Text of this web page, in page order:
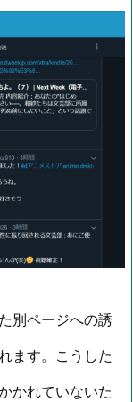
別ページへの誘
ます。こうした
かれていないた